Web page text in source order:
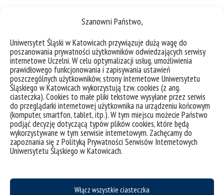
Szanowni Państwo,
Uniwersytet Śląski w Katowicach przywiązuje dużą wagę do
poszanowania prywatności użytkowników odwiedzających serwisy
internetowe Uczelni. W celu optymalizacji usług, umożliwienia
prawidłowego funkcjonowania i zapisywania ustawień
poszczególnych użytkowników, strony internetowe Uniwersytetu
Śląskiego w Katowicach wykorzystują tzw. cookies (z ang.
ciasteczka). Cookies to małe pliki tekstowe wysyłane przez serwis
do przeglądarki internetowej użytkownika na urządzeniu końcowym
(komputer, smartfon, tablet, itp.). W tym miejscu możecie Państwo
podjąć decyzję dotyczącą typów plików cookies, które będą
wykorzystywane w tym serwisie internetowym. Zachęcamy do
zapoznania się z Polityką Prywatności Serwisów Internetowych
Uniwersytetu Śląskiego w Katowicach.
Włącz wszystkie ciasteczka
nam duże laboratoria fizyki jądrowej i cząstek
elementarnych”
31.05.2023 r. Wykład „Terapie celowe w leczeniu
nowotworów”
Biuro Projektu PIN UŚ
41-500 Chorzów, ul. 75. Pułku Piechoty 1A